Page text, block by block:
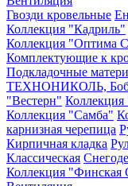
Гвозди кровельные
Коллекция "Кадриль"
Коллекция "Оптима
Комплектующие к
Подкладочные
ТЕХНОНИКОЛЬ,
"Вестерн"
Коллекция "Самба"
карнизная черепица
Кирпичная кладка
Классическая
Коллекция "Финская